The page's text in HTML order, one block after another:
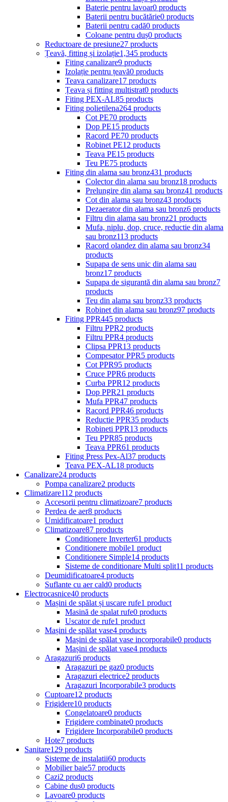
Baterie pentru lavoar0 products
Baterii pentru bucătărie0 products
Baterii pentru cadă0 products
Coloane pentru duș0 products
Reductoare de presiune27 products
Țeavă, fitting și izolație1,345 products
Fiting canalizare9 products
Izolație pentru țeavă0 products
Teava canalizare17 products
Țeava și fitting multistrat0 products
Fiting PEX-AL85 products
Fiting polietilena264 products
Cot PE70 products
Dop PE15 products
Racord PE70 products
Robinet PE12 products
Teava PE15 products
Teu PE75 products
Fiting din alama sau bronz431 products
Colector din alama sau bronz18 products
Prelungire din alama sau bronz41 products
Cot din alama sau bronz43 products
Dezaerator din alama sau bronz6 products
Filtru din alama sau bronz21 products
Mufa, niplu, dop, cruce, reductie din alama
sau bronz113 products
Racord olandez din alama sau bronz34
products
Supapa de sens unic din alama sau
bronz17 products
Supapa de sigurantă din alama sau bronz7
products
Teu din alama sau bronz33 products
Robinet din alama sau bronz97 products
Fiting PPR445 products
Filtru PPR2 products
Filtru PPR4 products
Clipsa PPR13 products
Compesator PPR5 products
Cot PPR95 products
Cruce PPR6 products
Curba PPR12 products
Dop PPR21 products
Mufa PPR47 products
Racord PPR46 products
Reductie PPR35 products
Robineti PPR13 products
Teu PPR85 products
Teava PPR61 products
Fiting Press Pex-Al37 products
Teava PEX-AL18 products
Canalizare24 products
Pompa canalizare2 products
Climatizare112 products
Accesorii pentru climatizoare7 products
Perdea de aer8 products
Umidificatoare1 product
Climatizoare87 products
Conditionere Inverter61 products
Conditionere mobile1 product
Conditionere Simple14 products
Sisteme de conditionare Multi split11 products
Deumidificatoare4 products
Suflante cu aer cald0 products
Electrocasnice40 products
Mașini de spălat și uscare rufe1 product
Masină de spalat rufe0 products
Uscator de rufe1 product
Mașini de spălat vase4 products
Mașini de spălat vase incorporabile0 products
Mașini de spălat vase4 products
Aragazuri6 products
Aragazuri pe gaz0 products
Aragazuri electrice2 products
Aragazuri Incorporabile3 products
Cuptoare12 products
Frigidere10 products
Congelatoare0 products
Frigidere combinate0 products
Frigidere Incorporabile0 products
Hote7 products
Sanitare129 products
Sisteme de instalatii60 products
Mobilier baie57 products
Cazi2 products
Cabine dus0 products
Lavoare0 products